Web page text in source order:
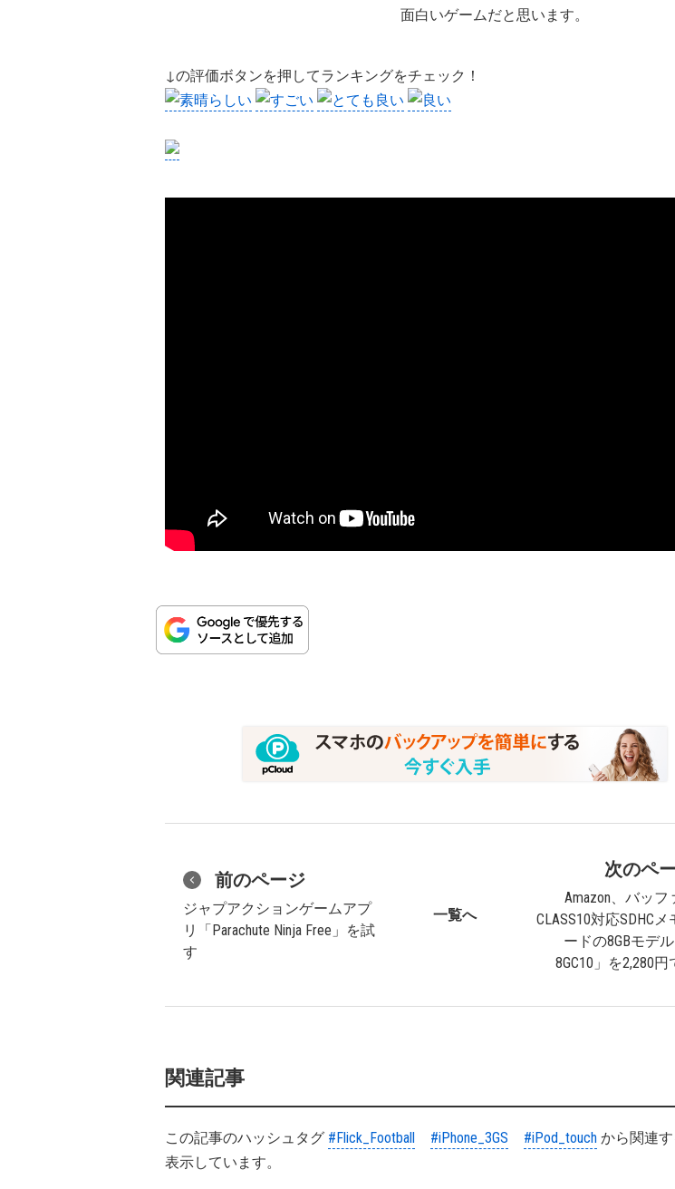
面白いゲームだと思います。
↓の評価ボタンを押してランキングをチェック！
前のページ
ジャプアクションゲームアプ
リ「Parachute Ninja Free」を試
す
一覧へ
次のペ
Amazon、バッフ
CLASS10対応SDHC
ードの8GBモデル
8GC10」を2,280
関連記事
この記事のハッシュタグ #Flick_Football #iPhone_3GS #iPod_touch から関連
表示しています。